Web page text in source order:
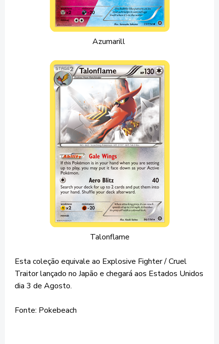
Azumarill
Talonflame
Esta coleção equivale ao Explosive Fighter / Cruel
Traitor lançado no Japão e chegará aos Estados Unidos
dia 3 de Agosto.
Fonte: Pokebeach